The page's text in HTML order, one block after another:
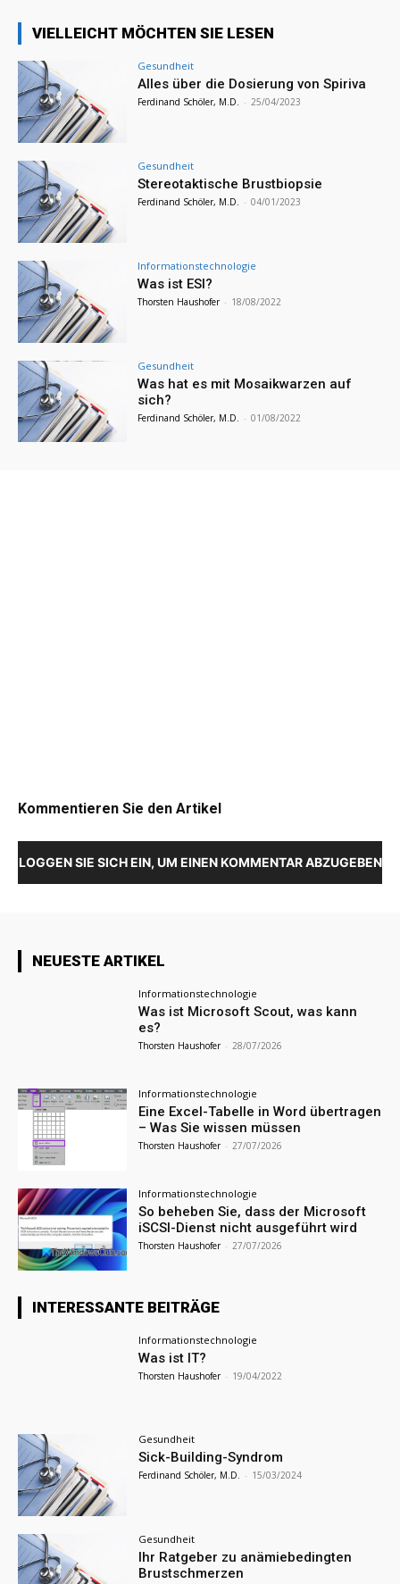
VIELLEICHT MÖCHTEN SIE LESEN
Gesundheit
Alles über die Dosierung von Spiriva
Ferdinand Schöler, M.D. - 25/04/2023
Gesundheit
Stereotaktische Brustbiopsie
Ferdinand Schöler, M.D. - 04/01/2023
Informationstechnologie
Was ist ESI?
Thorsten Haushofer - 18/08/2022
Gesundheit
Was hat es mit Mosaikwarzen auf
sich?
Ferdinand Schöler, M.D. - 01/08/2022
Kommentieren Sie den Artikel
LOGGEN SIE SICH EIN, UM EINEN KOMMENTAR ABZUGEBEN
NEUESTE ARTIKEL
Informationstechnologie
Was ist Microsoft Scout, was kann
es?
Thorsten Haushofer - 28/07/2026
Informationstechnologie
Eine Excel-Tabelle in Word übertragen
– Was Sie wissen müssen
Thorsten Haushofer - 27/07/2026
Informationstechnologie
So beheben Sie, dass der Microsoft
iSCSI-Dienst nicht ausgeführt wird
Thorsten Haushofer - 27/07/2026
INTERESSANTE BEITRÄGE
Informationstechnologie
Was ist IT?
Thorsten Haushofer - 19/04/2022
Gesundheit
Sick-Building-Syndrom
Ferdinand Schöler, M.D. - 15/03/2024
Gesundheit
Ihr Ratgeber zu anämiebedingten
Brustschmerzen